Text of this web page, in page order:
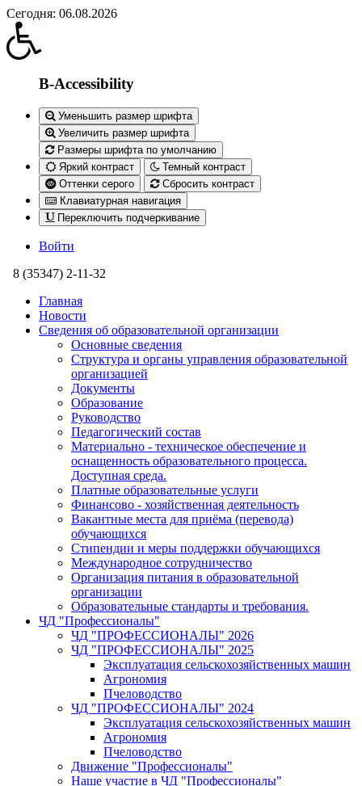
Сегодня: 06.08.2026
B-Accessibility
Уменьшить размер шрифта
Увеличить размер шрифта
Размеры шрифта по умолчанию
Яркий контраст
Темный контраст
Оттенки серого
Сбросить контраст
Клавиатурная навигация
Переключить подчеркивание
Войти
8 (35347) 2-11-32
Главная
Новости
Сведения об образовательной организации
Основные сведения
Структура и органы управления образовательной
организацией
Документы
Образование
Руководство
Педагогический состав
Материально - техническое обеспечение и
оснащенность образовательного процесса.
Доступная среда.
Платные образовательные услуги
Финансово - хозяйственная деятельность
Вакантные места для приёма (перевода)
обучающихся
Стипендии и меры поддержки обучающихся
Международное сотрудничество
Организация питания в образовательной
организации
Образовательные стандарты и требования.
ЧД "Профессионалы"
ЧД "ПРОФЕССИОНАЛЫ" 2026
ЧД "ПРОФЕССИОНАЛЫ" 2025
Эксплуатация сельскохозяйственных машин
Агрономия
Пчеловодство
ЧД "ПРОФЕССИОНАЛЫ" 2024
Эксплуатация сельскохозяйственных машин
Агрономия
Пчеловодство
Движение "Профессионалы"
Наше участие в ЧД "Профессионалы"